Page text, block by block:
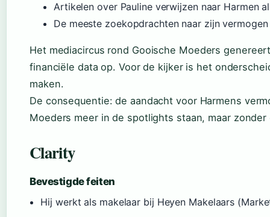
Artikelen over Pauline verwijzen naar Harmen
De meeste zoekopdrachten naar zijn
Het mediacircus rond Gooische Moeders
financiële data op. Voor de kijker is het
maken.
De consequentie: de aandacht voor Harmens
Moeders meer in de spotlights staan, maar
Clarity
Bevestigde feiten
Hij werkt als makelaar bij Heyen Makelaars